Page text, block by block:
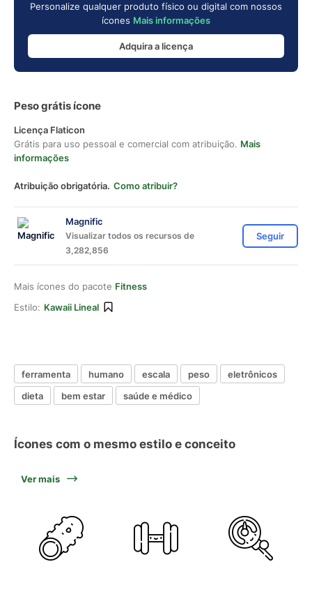
Personalize qualquer produto físico ou digital com nossos
ícones Mais informações
Adquira a licença
Peso grátis ícone
Licença Flaticon
Grátis para uso pessoal e comercial com atribuição. Mais
informações
Atribuição obrigatória. Como atribuir?
Magnific
Visualizar todos os recursos de
3,282,856
Seguir
Mais ícones do pacote Fitness
Estilo: Kawaii Lineal
ferramenta humano escala peso
eletrônicos
dieta
bem estar saúde e médico
Ícones com o mesmo estilo e conceito
Ver mais